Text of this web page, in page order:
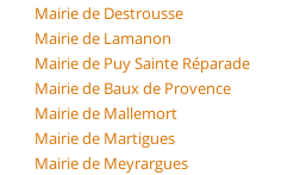
Mairie de Destrousse
Mairie de Lamanon
Mairie de Puy Sainte Réparade
Mairie de Baux de Provence
Mairie de Mallemort
Mairie de Martigues
Mairie de Meyrargues